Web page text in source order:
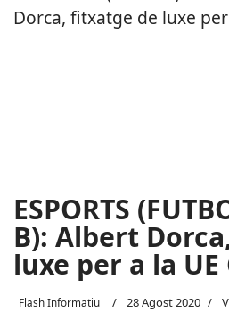
ESPORTS
B): Albert
luxe per a la
Flash Informatiu 28 Agost 2020